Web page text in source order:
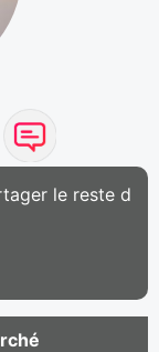
le reste d